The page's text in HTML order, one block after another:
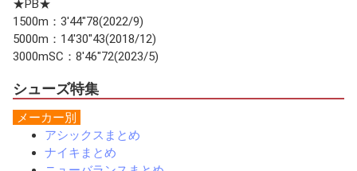
★PB★
1500m：3'44"78(2022/9)
5000m：14'30"43(2018/12)
3000mSC：8'46"72(2023/5)
シューズ特集
メーカー別
アシックスまとめ
ナイキまとめ